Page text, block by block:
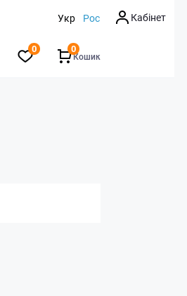
Укр Рос Кабінет
0
Кошик
0